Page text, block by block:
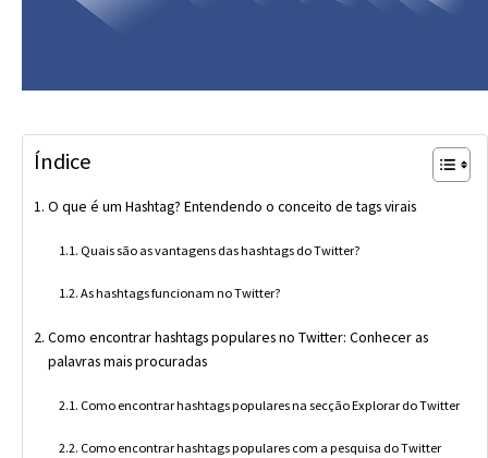
Índice
O que é um Hashtag? Entendendo o conceito de tags virais
Quais são as vantagens das hashtags do Twitter?
As hashtags funcionam no Twitter?
Como encontrar hashtags populares no Twitter: Conhecer as
palavras mais procuradas
Como encontrar hashtags populares na secção Explorar do Twitter
Como encontrar hashtags populares com a pesquisa do Twitter